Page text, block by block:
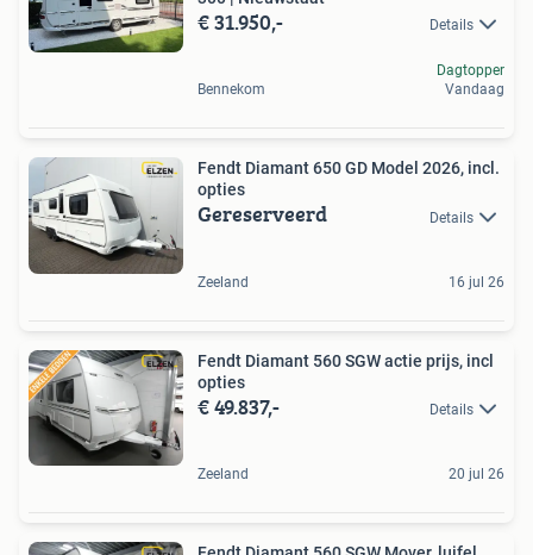
€ 31.950,- Details
Bennekom
Dagtopper
Vandaag
Fendt Diamant 650 GD Model 2026, incl.
opties
Gereserveerd Details
Zeeland 16 jul 26
Fendt Diamant 560 SGW actie prijs, incl
opties
€ 49.837,- Details
Zeeland 20 jul 26